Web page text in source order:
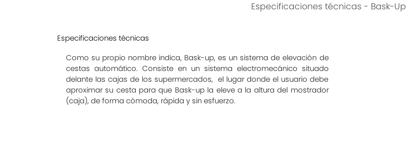
Especificaciones técnicas - Bask-Up
Especificaciones técnicas
Como su propio nombre indica, Bask-up, es un sistema de elevación de
cestas automático. Consiste en un sistema electromecánico situado
delante las cajas de los supermercados, el lugar donde el usuario debe
aproximar su cesta para que Bask-up la eleve a la altura del mostrador
(caja), de forma cómoda, rápida y sin esfuerzo.